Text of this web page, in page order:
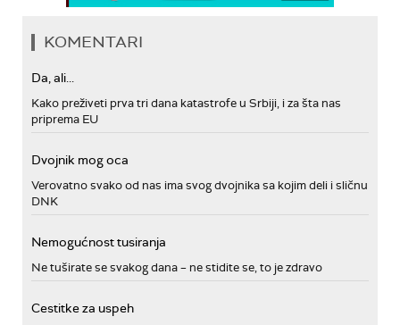
KOMENTARI
Da, ali...
Kako preživeti prva tri dana katastrofe u Srbiji, i za šta nas
priprema EU
Dvojnik mog oca
Verovatno svako od nas ima svog dvojnika sa kojim deli i sličnu
DNK
Nemogućnost tusiranja
Ne tuširate se svakog dana – ne stidite se, to je zdravo
Cestitke za uspeh